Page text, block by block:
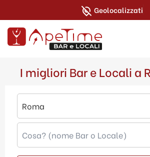
Geolocalizzati
I migliori Bar e Locali a
Roma